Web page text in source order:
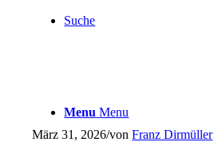
Suche
Menu Menu
März 31, 2026/vonFranz Dirmüller